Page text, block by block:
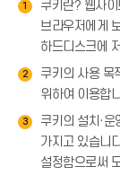
1
쿠키란? 웹사
브라우저에게
하드디스크에
2
쿠키의 사용 목
위하여 이용합
3
쿠키의 설치·
가지고 있습니
설정함으로써